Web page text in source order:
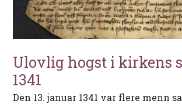
Ulovlig hogst i kirkens
1341
Den 13. januar 1341 var flere menn